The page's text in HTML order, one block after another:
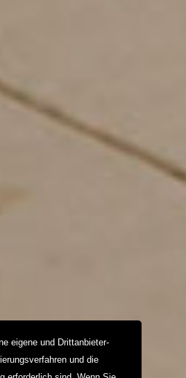
eigene und Drittanbieter-
und die